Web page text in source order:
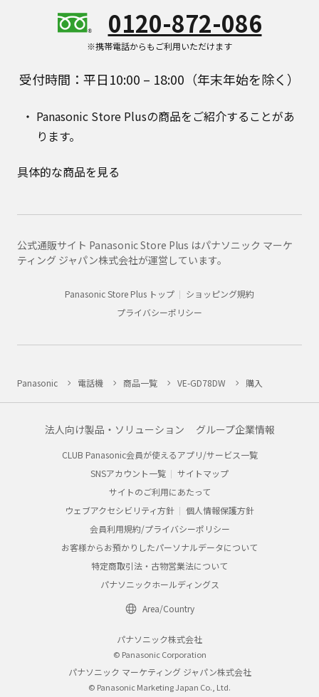
0120-872-086
※携帯電話からもご利用いただけます
受付時間：平日10:00 – 18:00（年末年始を除く）
Panasonic Store Plusの商品をご紹介することがあ
ります。
具体的な商品を見る
公式通販サイト Panasonic Store Plus はパナソニック マーケ
ティング ジャパン株式会社が運営しています。
Panasonic Store Plus トップ
ショッピング規約
プライバシーポリシー
Panasonic 電話機 商品一覧 VE-GD78DW 購入
法人向け製品・ソリューション グループ企業情報
CLUB Panasonic会員が使えるアプリ/サービス一覧
SNSアカウント一覧
サイトマップ
サイトのご利用にあたって
ウェブアクセシビリティ方針
個人情報保護方針
会員利用規約/プライバシーポリシー
お客様からお預かりしたパーソナルデータについて
特定商取引法・古物営業法について
パナソニックホールディングス
Area/Country
パナソニック株式会社
© Panasonic Corporation
パナソニック マーケティング ジャパン株式会社
© Panasonic Marketing Japan Co., Ltd.